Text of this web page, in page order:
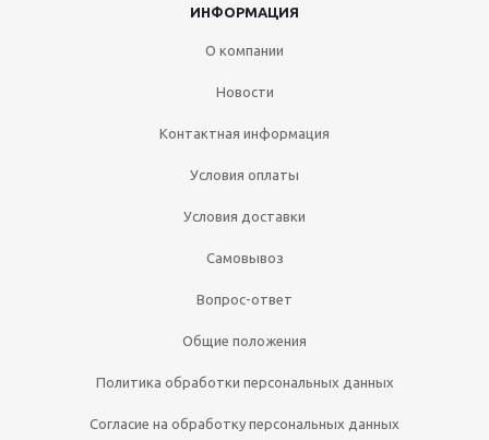
ИНФОРМАЦИЯ
О компании
Новости
Контактная информация
Условия оплаты
Условия доставки
Самовывоз
Вопрос-ответ
Общие положения
Политика обработки персональных данных
Согласие на обработку персональных данных